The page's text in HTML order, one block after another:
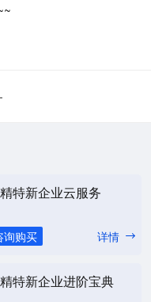
特新企业云服务
询购买 详情
特新企业进阶宝典